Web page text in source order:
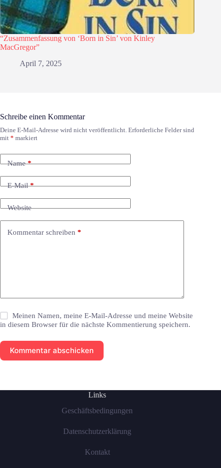
“Zusammenfassung von ‘Born in Sin’ von Kinley
MacGregor”
April 7, 2025
Schreibe einen Kommentar
Deine E-Mail-Adresse wird nicht veröffentlicht. Erforderliche Felder sind
mit * markiert
Name*
E-Mail*
Website
Kommentar schreiben *
Meinen Namen, meine E-Mail-Adresse und meine Website
in diesem Browser für die nächste Kommentierung speichern.
Kommentar abschicken
Links
Geschäftsbedingungen
Datenschutzerklärung
Kontakt